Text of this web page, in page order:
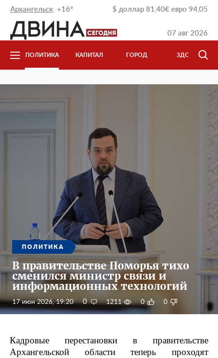
07 авг 2026
$ доллар 81,40€ евро 94,05
Архангельск +16°
ПОЛИТИКА КАПИТАЛ ГОРОД ЗДОРОВЬЕ
ПОЛИТИКА
В правительстве Поморья тихо
сменился министр связи и
информационных технологий
17 июн 2026, 19:20 0 1211 0 0
Кадровые перестановки в правительстве
Архангельской области теперь проходят